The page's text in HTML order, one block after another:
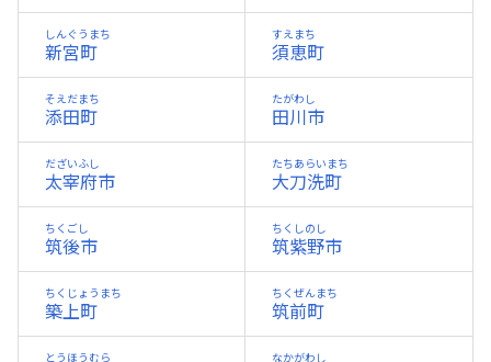
新宮町
しんぐうまち
須恵町
すえまち
添田町
そえだまち
田川市
たがわし
太宰府市
だざいふし
大刀洗町
たちあらいまち
筑後市
ちくごし
筑紫野市
ちくしのし
築上町
ちくじょうまち
筑前町
ちくぜんまち
とうほうむら なかがわし